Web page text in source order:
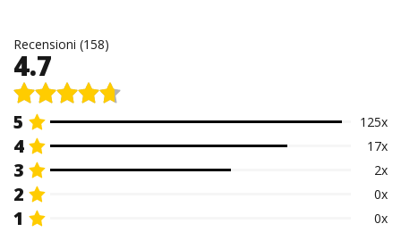
Recensioni (158)
4.7
5 125x
4 17x
3 2x
2 0x
1 0x